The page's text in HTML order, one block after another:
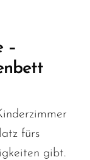
–
fürs
gibt.